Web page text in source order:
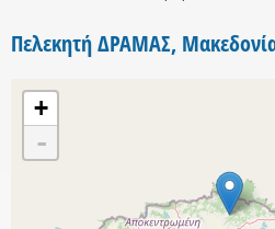
Πελεκητή ΔΡΑΜΑΣ,
+
-